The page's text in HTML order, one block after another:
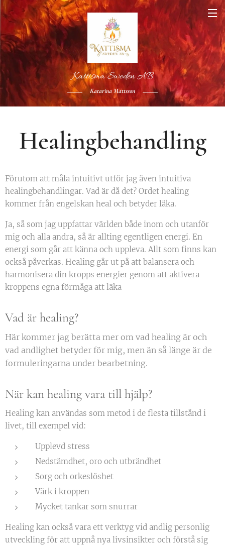
Kattisma Sweden AB
Katarina Mattsson
Healingbehandling
Förutom att måla intuitivt utför jag även intuitiva
healingbehandlingar. Vad är då det? Ordet healing
kommer från engelskan heal och betyder läka.
Ja, så som jag uppfattar världen både inom och utanför
mig och alla andra, så är allting egentligen energi. En
energi som går att känna och uppleva. Allt som finns kan
också påverkas. Healing går ut på att balansera och
harmonisera din kropps energier genom att aktivera
kroppens egna förmåga att läka
Vad är healing?
Här kommer jag berätta mer om vad healing är och
vad andlighet betyder för mig, men än så länge är de
formuleringarna under bearbetning.
När kan healing vara till hjälp?
Healing kan användas som metod i de flesta tillstånd i
livet, till exempel vid:
Upplevd stress
Nedstämdhet, oro och utbrändhet
Sorg och orkeslöshet
Värk i kroppen
Mycket tankar som snurrar
Healing kan också vara ett verktyg vid andlig personlig
utveckling för att uppnå nya livsinsikter och förstå sig